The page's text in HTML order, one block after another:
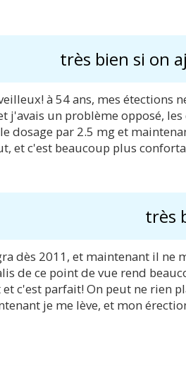
très bien si on
à 54 ans, mes étections
j'avais un problème opposé,
dosage par 2.5 mg et
et c'est beaucoup plus
très
dès 2011, et maintenant il
de ce point de vue rend
c'est parfait! On peut ne rien
je me lève, et mon